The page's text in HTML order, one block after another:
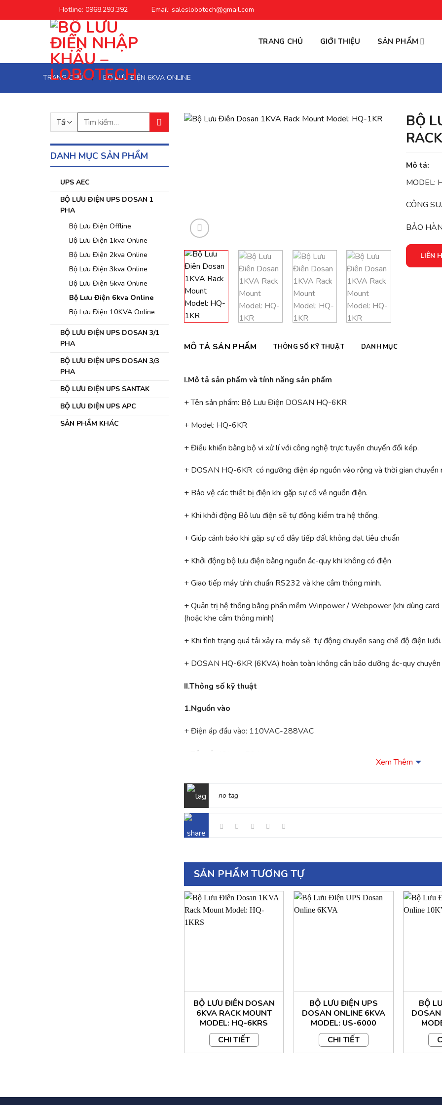
đến
Hotline: 0968.293.392 Email: saleslobotech@gmail.com
TRANG CHỦ GIỚI THIỆU SẢN PHẨM
TRANG CHỦ / BỘ LƯU ĐIỆN 6KVA ONLINE
Tìm
kiếm:
DANH MỤC SẢN PHẨM
UPS AEC
BỘ LƯU ĐIỆN UPS DOSAN 1
PHA
Bộ Lưu Điện Offline
Bộ Lưu Điện 1kva Online
Bộ Lưu Điện 2kva Online
Bộ Lưu Điện 3kva Online
Bộ Lưu Điện 5kva Online
Bộ Lưu Điện 6kva Online
Bộ Lưu Điện 10KVA Online
BỘ LƯU ĐIỆN UPS DOSAN 3/1
PHA
BỘ LƯU ĐIỆN UPS DOSAN 3/3
PHA
BỘ LƯU ĐIỆN UPS SANTAK
BỘ LƯU ĐIỆN UPS APC
SẢN PHẨM KHÁC
BỘ
Mô tả:
MODEL:
CÔNG
BẢO
LIÊN
MÔ TẢ SẢN PHẨM THÔNG SỐ KỸ THUẬT DANH MỤC
I.Mô tả sản phẩm và tính năng sản phẩm
+ Tên sản phẩm: Bộ Lưu Điện DOSAN HQ-6KR
+ Model: HQ-6KR
+ Điều khiển bằng bộ vi xử lí với công nghệ trực tuyến chuyển đổi kép.
+ DOSAN HQ-6KR có ngưỡng điện áp nguồn vào rộng và thời gian chuyển
+ Bảo vệ các thiết bị điện khi gặp sự cố về nguồn điện.
+ Khi khởi động Bộ lưu điện sẽ tự động kiểm tra hệ thống.
+ Giúp cảnh báo khi gặp sự cố dây tiếp đất không đạt tiêu chuẩn
+ Khởi động bộ lưu điện bằng nguồn ắc-quy khi không có điện
+ Giao tiếp máy tính chuẩn RS232 và khe cắm thông minh.
+ Quản trị hệ thống bằng phần mềm Winpower / Webpower (khi dùng
(hoặc khe cắm thông minh)
+ Khi tình trạng quá tải xảy ra, máy sẽ tự động chuyển sang chế độ điện lưới.
+ DOSAN HQ-6KR (6KVA) hoàn toàn không cần bảo dưỡng ắc-quy chuyên
II.Thông số kỹ thuật
1.Nguồn vào
+ Điện áp đầu vào: 110VAC-288VAC
+ Tần số: 40Hz ~ 70 Hz
2.Nguồn ra
+ Điện áp đầu ra: 200/208/220/230/240VAC ± 1 %
+ Dạng sóng: Sóng sine thật ở mọi trạng thái điện lưới và không phụ thuộc
+ Tần số đầu ra: 50Hz/60Hz ( 46Hz-54Hz hoặc 56Hz-64Hz)
+ Hiệu suất: 89% – 87% (Chế độ điện lưới – ắc quy)
+ Tự động chuyển sang chế độ Bypass: Quá tải, UPS lỗi, mức ắc quy thấp
4.Ắc quy
+ Loại ắc quy: 192VDC, kín khí, không cần bảo dưỡng, tuổi thọ > 3 năm
Xem Thêm
no tag
SẢN PHẨM TƯƠNG TỰ
BỘ LƯU ĐIÊN DOSAN
6KVA RACK MOUNT
MODEL: HQ-6KRS
CHI TIẾT
BỘ LƯU ĐIỆN UPS
DOSAN ONLINE 6KVA
MODEL: US-6000
CHI TIẾT
BỘ